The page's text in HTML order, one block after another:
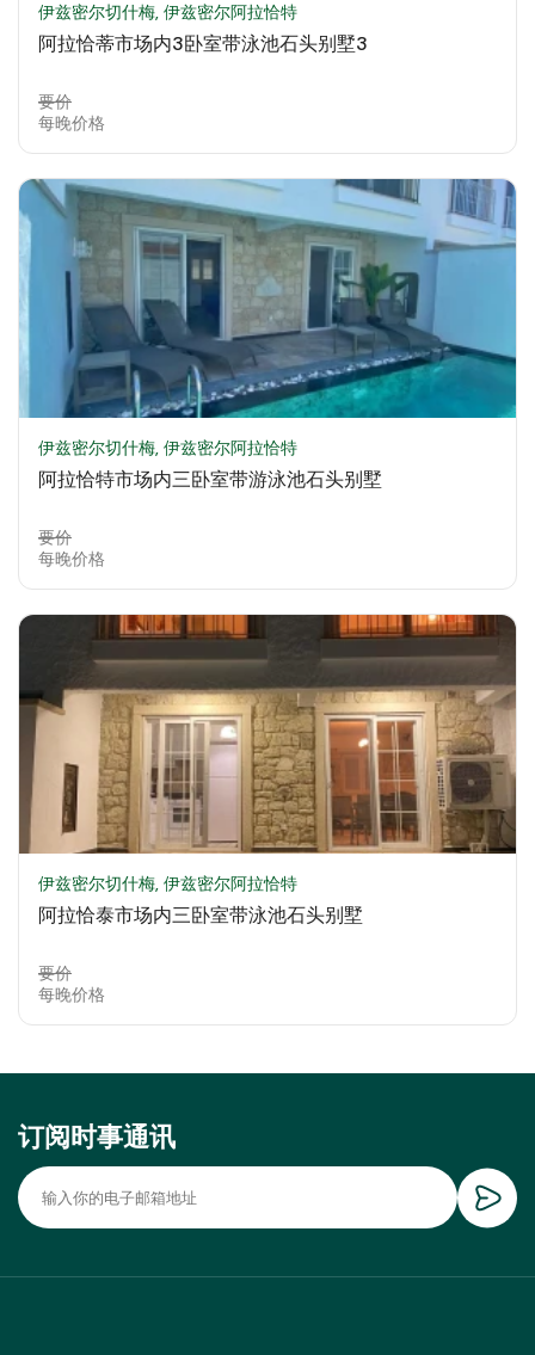
伊兹密尔切什梅, 伊兹密尔阿拉恰特
阿拉恰蒂市场内3卧室带泳池石头别墅3
要价
每晚价格
伊兹密尔切什梅, 伊兹密尔阿拉恰特
阿拉恰特市场内三卧室带游泳池石头别墅
要价
每晚价格
伊兹密尔切什梅, 伊兹密尔阿拉恰特
阿拉恰泰市场内三卧室带泳池石头别墅
要价
每晚价格
订阅时事通讯